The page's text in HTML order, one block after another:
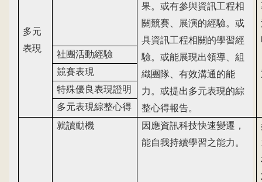
多元
表現
果。或有參與資訊工程相
關競賽、展演的經驗。或
具資訊工程相關的學習經
驗。或能展現出領導、組
織團隊、有效溝通的能
力。或提出多元表現的綜
整心得報告。
社團活動經驗
競賽表現
特殊優良表現證明
多元表現綜整心得
就讀動機
因應資訊科技快速變遷，
能自我持續學習之能力。